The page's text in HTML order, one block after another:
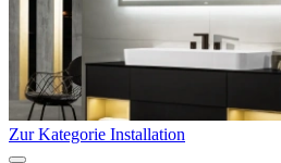
Zur Kategorie Installation